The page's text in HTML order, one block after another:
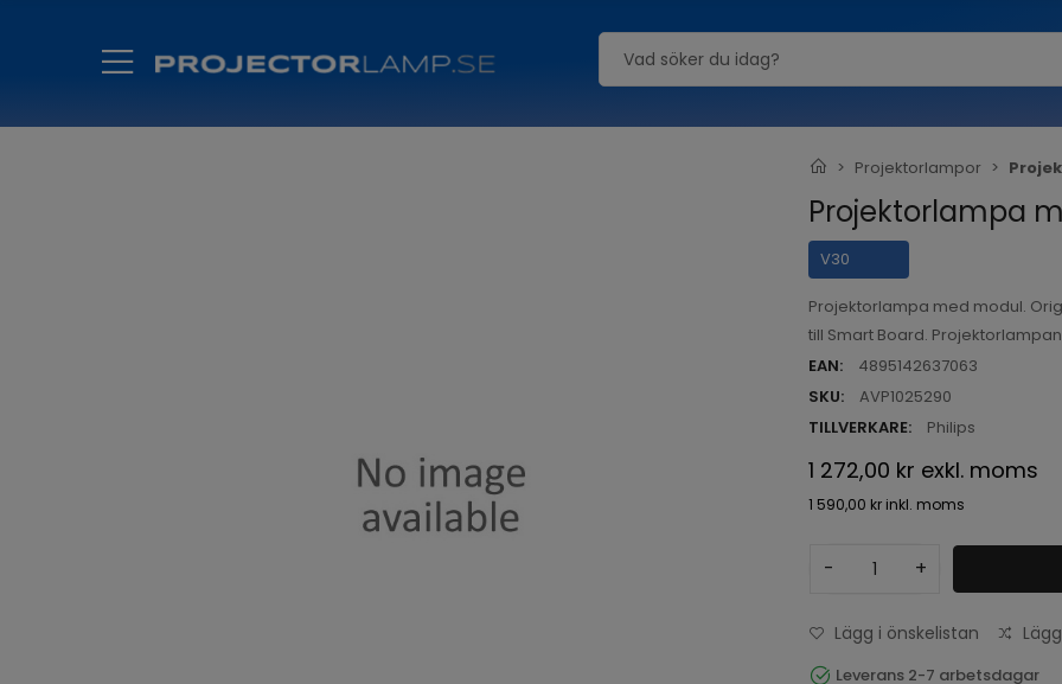
Projektorlampor
Projektorlampa
V30
Projektorlampa med modul.
till Smart Board.
EAN:
4895142637063
SKU:
AVP1025290
TILLVERKARE:
Philips
1 272,00 kr exkl. moms
1 590,00 kr inkl. moms
- +
Lägg i önskelistan
Leverans 2-7 arbetsdagar